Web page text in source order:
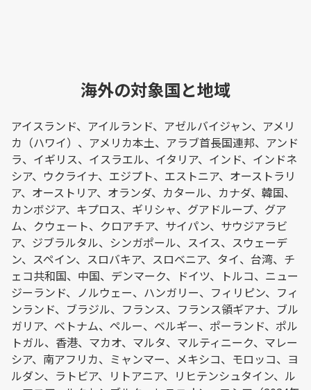
海外の対象国と地域
アイスランド、アイルランド、アゼルバイジャン、アメリ
カ（ハワイ）、アメリカ本土、アラブ首長国連邦、アンド
ラ、イギリス、イスラエル、イタリア、インド、インドネ
シア、ウクライナ、エジプト、エストニア、オーストラリ
ア、オーストリア、オランダ、カタール、カナダ、韓国、
カンボジア、キプロス、ギリシャ、グアドループ、グア
ム、クウェート、クロアチア、サイパン、サウジアラビ
ア、ジブラルタル、シンガポール、スイス、スウェーデ
ン、スペイン、スロバキア、スロベニア、タイ、台湾、チ
ェコ共和国、中国、デンマーク、ドイツ、トルコ、ニュー
ジーランド、ノルウェー、ハンガリー、フィリピン、フィ
ンランド、ブラジル、フランス、フランス領ギアナ、ブル
ガリア、ベトナム、ペルー、ベルギー、ポーランド、ポル
トガル、香港、マカオ、マルタ、マルティニーク、マレー
シア、南アフリカ、ミャンマー、メキシコ、モロッコ、ヨ
ルダン、ラトビア、リトアニア、リヒテンシュタイン、ル